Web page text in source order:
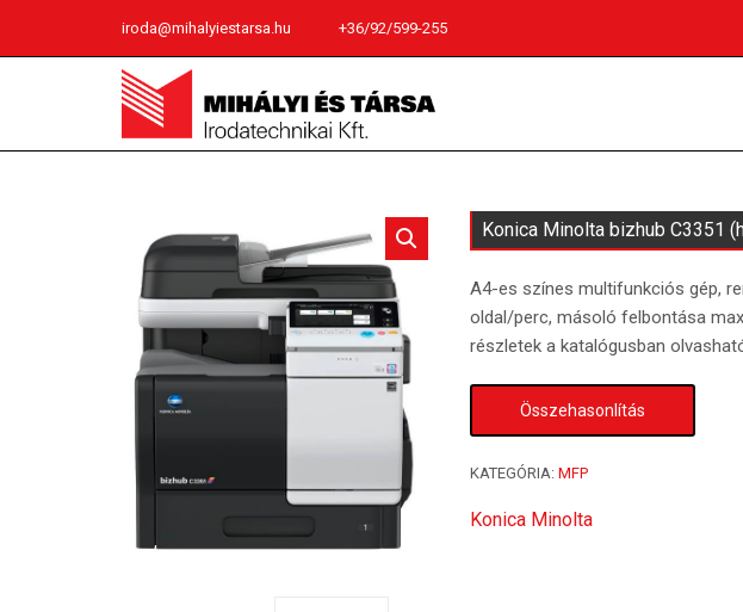
iroda@mihalyiestarsa.hu +36/92/599-255
Konica Minolta bizhub C3351
A4-es színes multifunkciós gép,
oldal/perc, másoló felbontása
részletek a katalógusban
Összehasonlítás
KATEGÓRIA:MFP
Konica Minolta